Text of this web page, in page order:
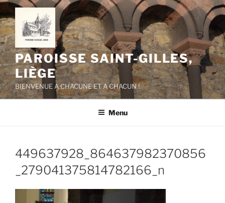
Aller
au
contenu
principal
PAROISSE SAINT-GILLES,
LIÈGE
BIENVENUE A CHACUNE ET A CHACUN !
Menu
449637928_864637982370856
_279041375814782166_n